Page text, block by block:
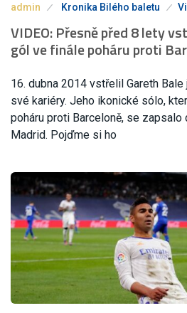
admin Kronika Bilého baletu
VIDEO: Přesně před 8 lety
gól ve finále poháru proti
16. dubna 2014 vstřelil Gareth
své kariéry. Jeho ikonické sólo,
poháru proti Barceloně, se zapsalo
Madrid. Pojďme si ho